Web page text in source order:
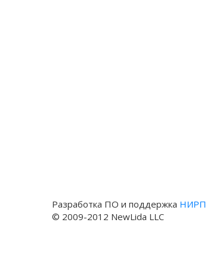
Разработка ПО и поддержка НИРП
© 2009-2012 NewLida LLC